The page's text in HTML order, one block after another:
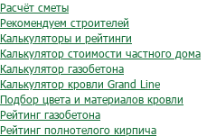
Расчёт сметы
Рекомендуем строителей
Калькуляторы и рейтинги
Калькулятор стоимости частного дома
Калькулятор газобетона
Калькулятор кровли Grand Line
Подбор цвета и материалов кровли
Рейтинг газобетона
Рейтинг полнотелого кирпича